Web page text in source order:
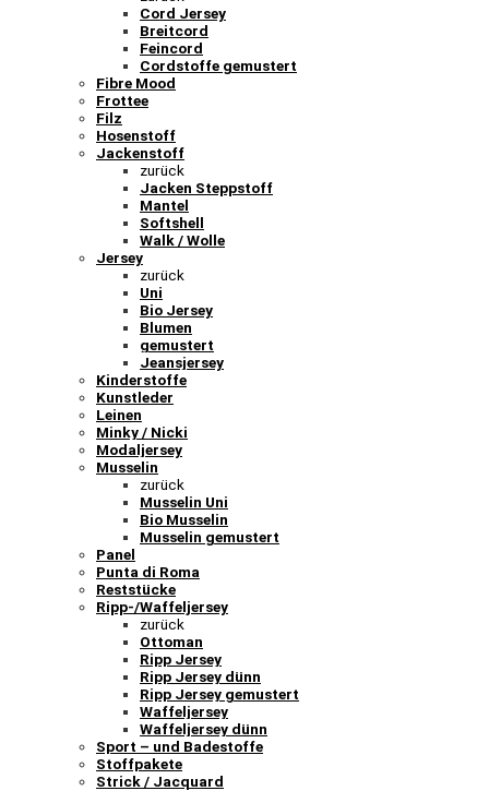
Cord Jersey
Breitcord
Feincord
Cordstoffe gemustert
Fibre Mood
Frottee
Filz
Hosenstoff
Jackenstoff
zurück
Jacken Steppstoff
Mantel
Softshell
Walk / Wolle
Jersey
zurück
Uni
Bio Jersey
Blumen
gemustert
Jeansjersey
Kinderstoffe
Kunstleder
Leinen
Minky / Nicki
Modaljersey
Musselin
zurück
Musselin Uni
Bio Musselin
Musselin gemustert
Panel
Punta di Roma
Reststücke
Ripp-/Waffeljersey
zurück
Ottoman
Ripp Jersey
Ripp Jersey dünn
Ripp Jersey gemustert
Waffeljersey
Waffeljersey dünn
Sport – und Badestoffe
Stoffpakete
Strick / Jacquard